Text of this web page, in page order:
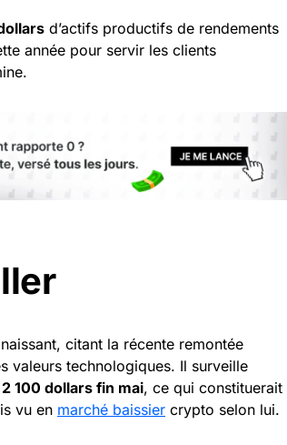
d’actifs productifs de rendements
année pour servir les clients
naissant, citant la récente remontée
valeurs technologiques. Il surveille
2 100 dollars fin mai, ce qui constituerait
vu en marché baissier crypto selon lui.